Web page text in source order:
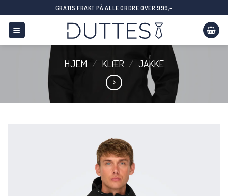
to
content
GRATIS FRAKT PÅ ALLE ORDRE OVER 999,-
HJEM / KLÆR / JAKKE